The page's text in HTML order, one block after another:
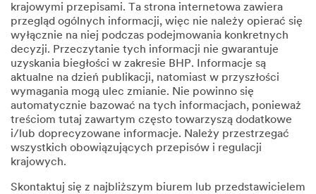
krajowymi przepisami. Ta strona internetowa zawiera
przegląd ogólnych informacji, więc nie należy opierać się
wyłącznie na niej podczas podejmowania konkretnych
decyzji. Przeczytanie tych informacji nie gwarantuje
uzyskania biegłości w zakresie BHP. Informacje są
aktualne na dzień publikacji, natomiast w przyszłości
wymagania mogą ulec zmianie. Nie powinno się
automatycznie bazować na tych informacjach, ponieważ
treściom tutaj zawartym często towarzyszą dodatkowe
i/lub doprecyzowane informacje. Należy przestrzegać
wszystkich obowiązujących przepisów i regulacji
krajowych.
Skontaktuj się z najbliższym biurem lub przedstawicielem